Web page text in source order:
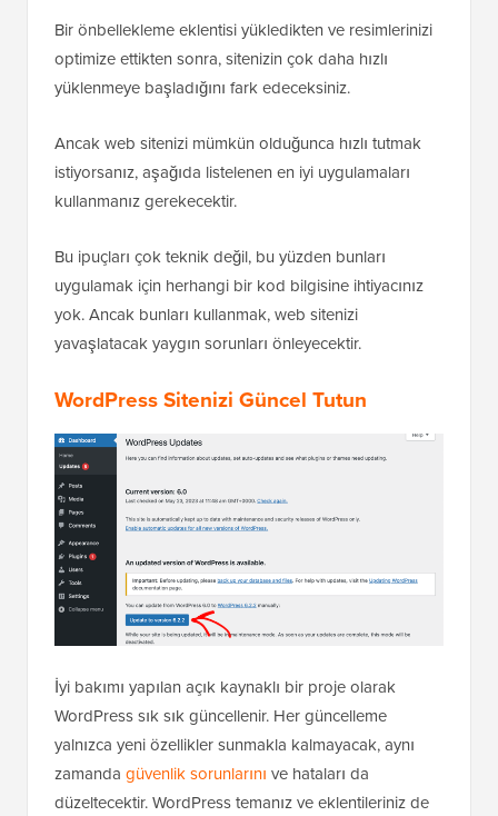
Bir önbellekleme eklentisi yükledikten ve resimlerinizi
optimize ettikten sonra, sitenizin çok daha hızlı
yüklenmeye başladığını fark edeceksiniz.
Ancak web sitenizi mümkün olduğunca hızlı tutmak
istiyorsanız, aşağıda listelenen en iyi uygulamaları
kullanmanız gerekecektir.
Bu ipuçları çok teknik değil, bu yüzden bunları
uygulamak için herhangi bir kod bilgisine ihtiyacınız
yok. Ancak bunları kullanmak, web sitenizi
yavaşlatacak yaygın sorunları önleyecektir.
WordPress Sitenizi Güncel Tutun
İyi bakımı yapılan açık kaynaklı bir proje olarak
WordPress sık sık güncellenir. Her güncelleme
yalnızca yeni özellikler sunmakla kalmayacak, aynı
zamanda güvenlik sorunlarını ve hataları da
düzeltecektir. WordPress temanız ve eklentileriniz de